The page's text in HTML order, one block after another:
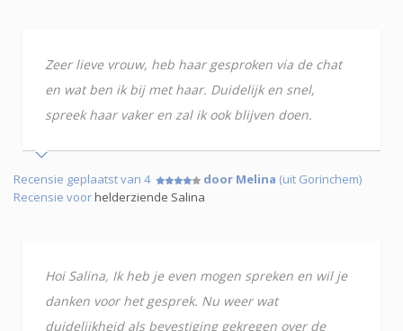
Zeer lieve vrouw, heb haar gesproken via de chat
en wat ben ik bij met haar. Duidelijk en snel,
spreek haar vaker en zal ik ook blijven doen.
Recensie geplaatst van 4 door Melina (uit Gorinchem)
Recensie voorhelderziende Salina
Hoi Salina, Ik heb je even mogen spreken en wil je
danken voor het gesprek. Nu weer wat
duidelijkheid als bevestiging gekregen over de